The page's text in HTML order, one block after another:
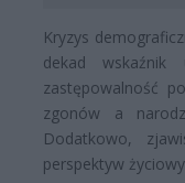
Kryzys
dekad wskaźnik
zastępowalność
zgonów a
Dodatkowo,
perspektyw